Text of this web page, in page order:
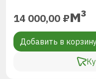
14 000,00 ₽м³
Добавить в корзину